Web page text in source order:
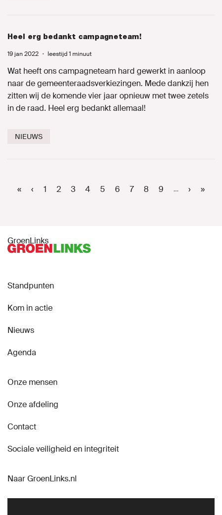
Heel erg bedankt campagneteam!
19 jan 2022 ・ leestijd 1 minuut
Wat heeft ons campagneteam hard gewerkt in aanloop
naar de gemeenteraadsverkiezingen. Mede dankzij hen
zitten wij de komende vier jaar opnieuw met twee zetels
in de raad. Heel erg bedankt allemaal!
NIEUWS
Paginering
Eerste
«
Vorige
‹ Page
1 Page
2 Page
3
Huidige
4 Page
5 Page
6 Page
7 Page
8 Page
9 …
Volgende
› »
GroenLinks
Standpunten
Kom in actie
Nieuws
Agenda
Onze mensen
Onze afdeling
Contact
Sociale veiligheid en integriteit
Naar GroenLinks.nl